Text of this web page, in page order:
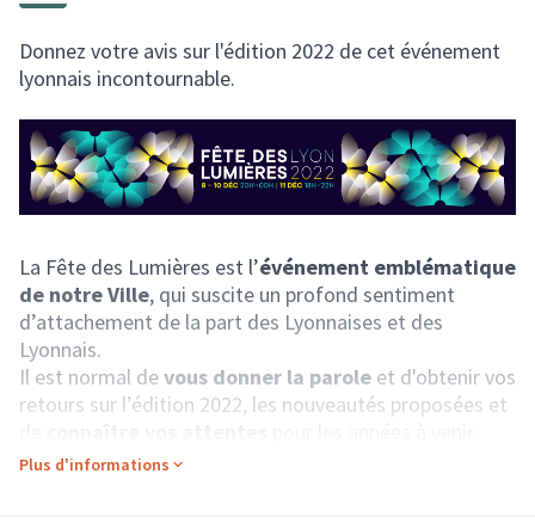
Donnez votre avis sur l'édition 2022 de cet événement
lyonnais incontournable.
La Fête des Lumières est l’événement emblématique
de notre Ville, qui suscite un profond sentiment
d’attachement de la part des Lyonnaises et des
Lyonnais.
Il est normal devous donner la parole et d'obtenir vos
retours sur l’édition 2022, les nouveautés proposées et
Plus d'informations